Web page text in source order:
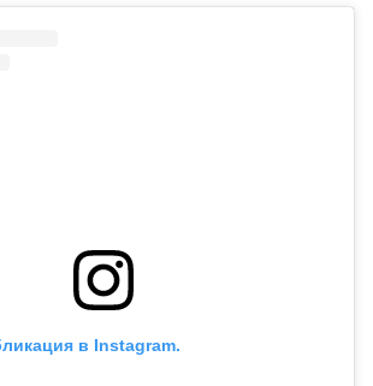
в Instagram.